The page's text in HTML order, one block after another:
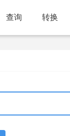
查询 转换